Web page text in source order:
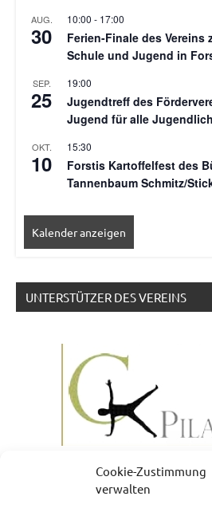
Cookie-Zustimmung
verwalten
AUG.
30
10:00 - 17:00
Ferien-Finale des Vereins
Schule und Jugend in
SEP.
25
19:00
Jugendtreff des
Jugend für alle
OKT.
10
15:30
Forstis Kartoffelfest des
Tannenbaum Schmitz/
Kalender anzeigen
UNTERSTÜTZER DES VEREINS